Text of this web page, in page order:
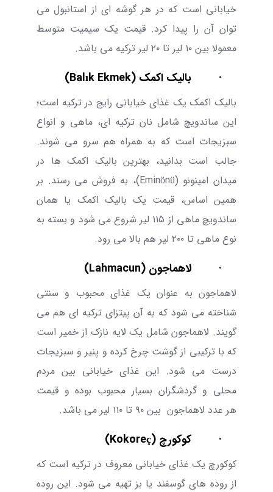
خیابانی است که در هر گوشه ای از استانبول می
توان آن را پیدا کرد. قیمت یک سیمیت متوسط
معمولا بین ۱۰ لیر تا ۲۰ لیر ترکیه می باشد.
· بالیک اکمک (Balık Ekmek
)
بالیک اکمک یک غذای خیابانی رایج در ترکیه است؛
این ساندویچ شامل نان ترکیه ای، ماهی و انواع
سبزیجات است که به همراه هم سرو می شوند.
جالب است بدانید، بهترین بالیک اکمک ها در
میدان امینونو (Eminönü)، به فروش می رسند. بر
همین اساس، قیمت یک بالیک اکمک یا همان
ساندویچ ماهی از ۱۱۵ لیر شروع می شود و بسته به
نوع ماهی تا ۲۰۰ لیر هم بالا می رود.
· لاهماجون (Lahmacun
)
لاهماجون به عنوان یک غذای محبوب و سنتی
شناخته می شود که به آن پیتزای ترکیه ای هم می
گویند. لاهماجون شامل یک لایه نازک از خمیر است
که با ترکیبی از گوشت چرخ کرده و پنیر و سبزیجات
درست می شود. این غذای خیابانی بین مردم
محلی و گردشگران بسیار محبوب بوده و قیمت
هر عدد لاهماجون بین ۹۰ تا ۱۱۰ لیر می باشد.
· کوکورچ (Kokoreç
)
کوکورچ یک غذای خیابانی معروف در ترکیه است که
از روده های گوسفند یا بز تهیه می شود. این روده